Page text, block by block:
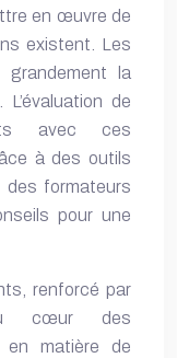
en œuvre de
existent. Les
grandement la
de
avec ces
à des outils
des formateurs
pour une
renforcé par
cœur des
en matière de